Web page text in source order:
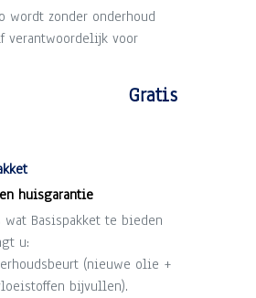
wordt zonder onderhoud
verantwoordelijk voor
Gratis
huisgarantie
wat Basispakket te bieden
u:
(nieuwe olie +
bijvullen).